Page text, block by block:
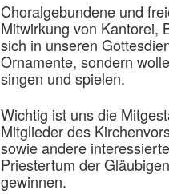
Choralgebundene und
Mitwirkung von Kantorei,
sich in unseren
Ornamente, sondern
singen und spielen.
Wichtig ist uns die
Mitglieder des
sowie andere
Priestertum der
gewinnen.